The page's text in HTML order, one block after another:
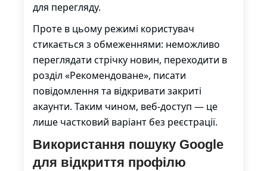
для перегляду.
Проте в цьому режимі користувач
стикається з обмеженнями: неможливо
переглядати стрічку новин, переходити в
розділ «Рекомендоване», писати
повідомлення та відкривати закриті
акаунти. Таким чином, веб-доступ — це
лише частковий варіант без реєстрації.
Використання пошуку Google
для відкриття профілю